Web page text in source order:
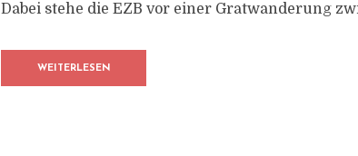
Dabei stehe die EZB vor einer Gratwanderung
WEITERLESEN